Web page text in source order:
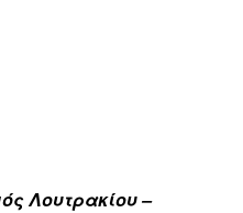
Λουτρακίου –